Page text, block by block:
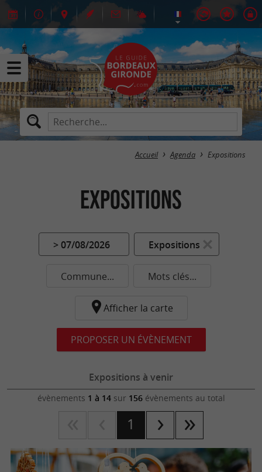
Accueil Agenda Expositions
Expositions
> 07/08/2026 Expositions
Commune... Mots clés...
Afficher la carte
PROPOSER UN ÉVÈNEMENT
Expositions à venir
évènements 1 à 14sur 156évènements au total
1